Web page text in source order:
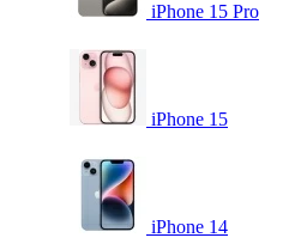
iPhone 15 Pro
iPhone 15
iPhone 14